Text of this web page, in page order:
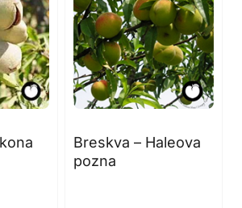
Breskva – Haleova
pozna